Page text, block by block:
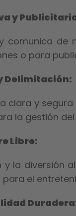
y
comunica de
o para
Delimitación:
clara y
la gestión
Libre:
y la diversión
el